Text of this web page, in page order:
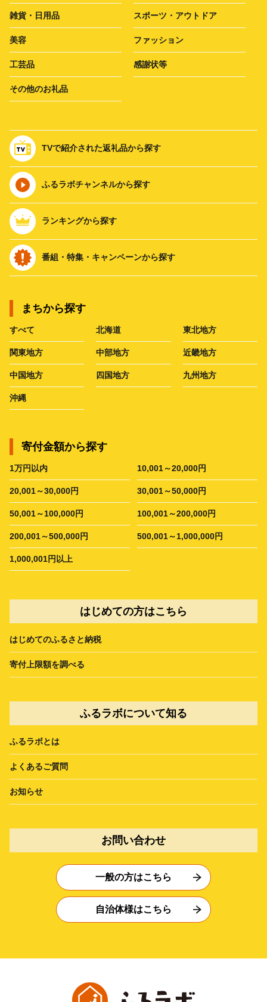
雑貨・日用品 スポーツ・アウトドア
美容 ファッション
工芸品 感謝状等
その他のお礼品
TVで紹介された返礼品から探す
ふるラボチャンネルから探す
ランキングから探す
番組・特集・キャンペーンから探す
まちから探す
すべて 北海道 東北地方
関東地方 中部地方 近畿地方
中国地方 四国地方 九州地方
沖縄
寄付金額から探す
1万円以内 10,001～20,000円
20,001～30,000円 30,001～50,000円
50,001～100,000円 100,001～200,000円
200,001～500,000円 500,001～1,000,000円
1,000,001円以上
はじめての方はこちら
はじめてのふるさと納税
寄付上限額を調べる
ふるラボについて知る
ふるラボとは
よくあるご質問
お知らせ
お問い合わせ
一般の方はこちら
自治体様はこちら